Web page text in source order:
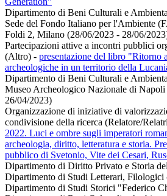
Dipartimento di Beni Culturali e
Sede del Fondo Italiano per l'Ambiente
Foldi 2, Milano (28/06/2023 - 28/06/
Partecipazioni attive a incontri pubblici
(Altro) - presentazione del libro "Ritorno
archeologiche in un territorio della
Dipartimento di Beni Culturali e
Museo Archeologico Nazionale di
26/04/2023)
Organizzazione di iniziative di
condivisione della ricerca (Relatore/
2022. Luci e ombre sugli imperatori
archeologia, diritto, letteratura e storia.
pubblico di Svetonio, Vite dei Cesari,
Dipartimento di Diritto Privato e Storia
Dipartimento di Studi Letterari, Filologici
Dipartimento di Studi Storici "Federico